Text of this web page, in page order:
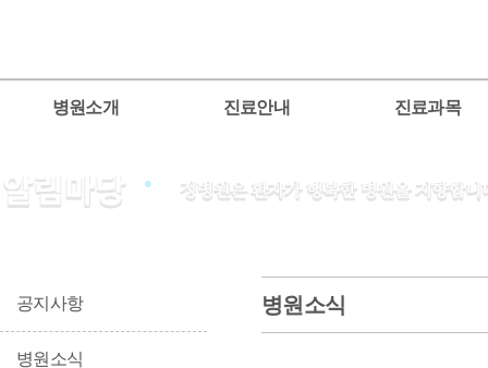
병원소개 진료안내 진료과목
공지사항
병원소식
병원소식